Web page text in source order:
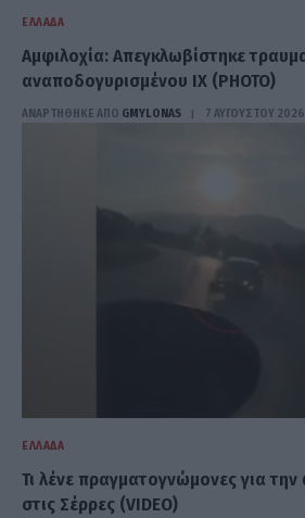
ΕΛΛΆΔΑ
Αμφιλοχία: Απεγκλωβίστηκε
αναποδογυρισμένου ΙΧ (PHOTO)
ΑΝΑΡΤΗΘΗΚΕ ΑΠΟ GMYLONAS 7 ΑΥΓΟΎΣΤΟΥ 2026
ΕΛΛΆΔΑ
Τι λένε πραγματογνώμονες για
στις Σέρρες (VIDEO)